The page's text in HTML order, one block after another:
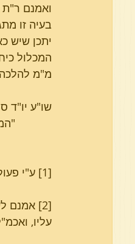
ואמנם
בעיה זו
יתכן שיש
המכלול
מ"מ
שו"ע יו"ד
[1] ע"י פעולה באש או במוצר מצד הישראל יעויין בהל' בישולי עכו"ם ואכמ"ל.
[2] אמנם
עליו,